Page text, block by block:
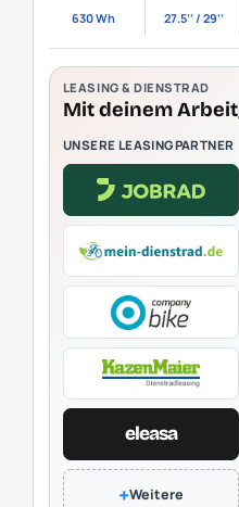
630 Wh 27.5‘‘ / 29‘‘
LEASING & DIENSTRAD
Mit deinem
UNSERE LEASINGPARTNER
eleasa
+Weitere